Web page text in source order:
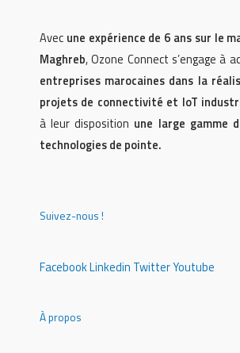
Avec une expérience de 6 ans sur le
Maghreb, Ozone Connect s’engage à
entreprises marocaines dans la
projets de connectivité et IoT
à leur disposition une large gamme
technologies de pointe.
Suivez-nous !
FacebookLinkedin TwitterYoutube
À propos